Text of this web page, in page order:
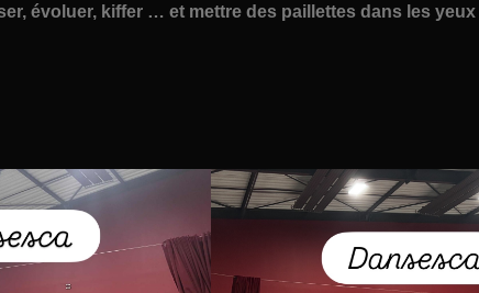
évoluer, kiffer … et mettre des paillettes dans les